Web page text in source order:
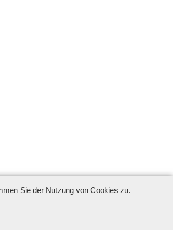
Sie der Nutzung von Cookies zu.